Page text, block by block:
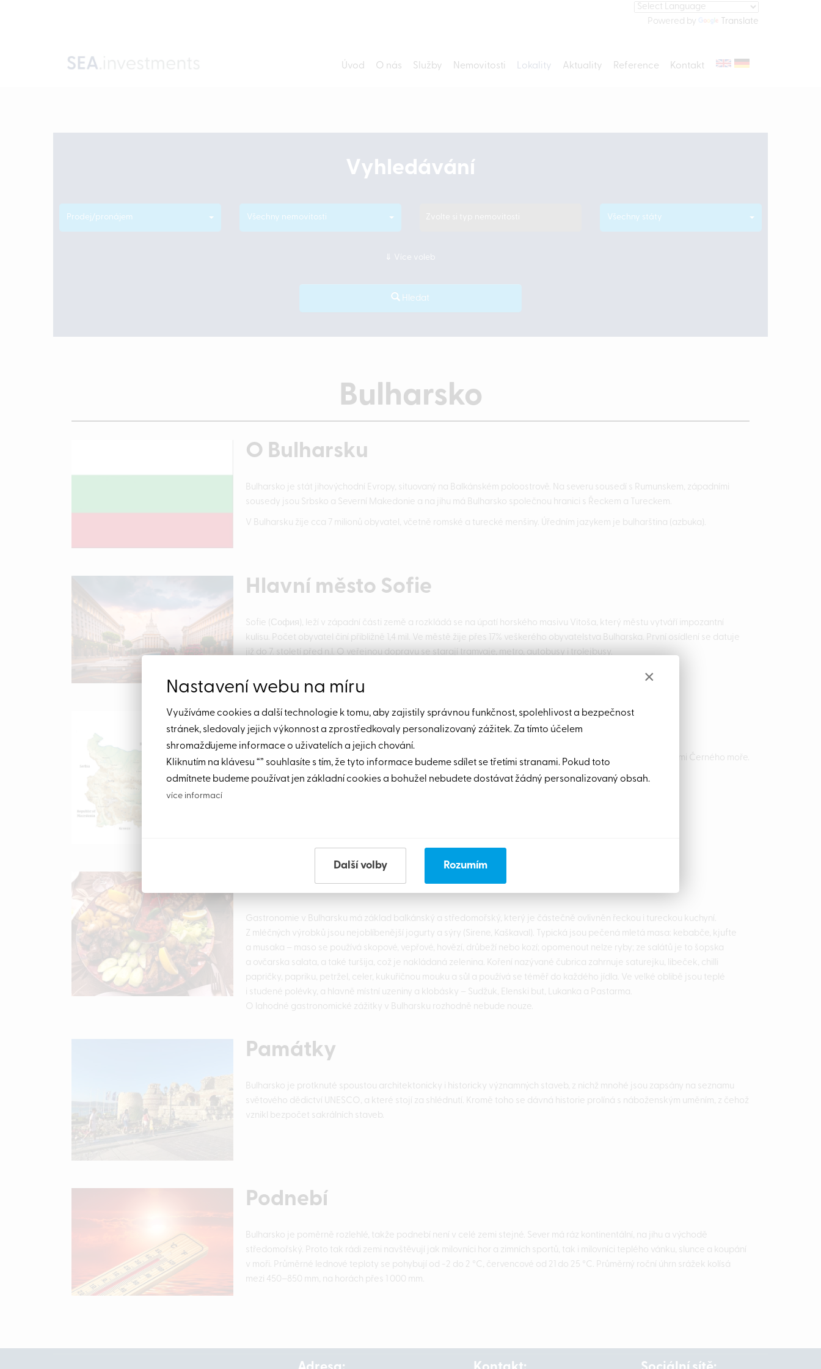
Powered by Translate
Úvod O nás Služby Nemovitosti Lokality Aktuality Reference Kontakt
Vyhledávání
Prodej/pronájem Všechny nemovitosti Všechny státy
Více voleb
Hledat
Bulharsko
O Bulharsku
Bulharsko je stát jihovýchodní Evropy, situovaný na Balkánském poloostrově. Na severu sousedí s Rumunskem, západními
sousedy jsou Srbsko a Severní Makedonie a na jihu má Bulharsko společnou hranici s Řeckem a Tureckem.
V Bulharsku žije cca 7 milionů obyvatel, včetně romské a turecké menšiny. Úředním jazykem je bulharština (azbuka).
Hlavní město Sofie
Sofie (София), leží v západní části země a rozkládá se na úpatí horského masivu Vitoša, který městu vytváří impozantní
kulisu. Počet obyvatel činí přibližně 1,4 mil. Ve městě žije přes 17% veškerého obyvatelstva Bulharska. První osídlení se datuje
již do 7. století před n.l. O veřejnou dopravu se starají tramvaje, metro, autobusy i trolejbusy.
Geografie
Zatímco na jihozápadě a v centrální oblasti Bulharska se rozkládají hory, východní hranice je omývána vodami Černého moře.
Pobřeží je dlouhé více než 320 km. A obojí – jak moře, tak hory – láká množství turistů k návštěvě této země.
Gastronomie
Gastronomie v Bulharsku má základ balkánský a středomořský, který je částečně ovlivněn řeckou i tureckou kuchyní.
Z mléčných výrobků jsou nejoblíbenější jogurty a sýry (Sirene, Kaškaval). Typická jsou pečená mletá masa: kebabče, kjufte
a musaka – maso se používá skopové, vepřové, hovězí, drůbeží nebo kozí; opomenout nelze ryby; ze salátů je to šopska
a ovčarska salata, a také turšija, což je nakládaná zelenina. Koření nazývané čubrica zahrnuje saturejku, libeček, chilli
papričky, papriku, petržel, celer, kukuřičnou mouku a sůl a používá se téměř do každého jídla. Ve velké oblibě jsou teplé
i studené polévky, a hlavně místní uzeniny a klobásky – Sudžuk, Elenski but, Lukanka a Pastarma.
O lahodné gastronomické zážitky v Bulharsku rozhodně nebude nouze.
Památky
Bulharsko je protknuté spoustou architektonicky i historicky významných staveb, z nichž mnohé jsou zapsány na seznamu
světového dědictví UNESCO, a které stojí za shlédnutí. Kromě toho se dávná historie prolíná s náboženským uměním, z čehož
vznikl bezpočet sakrálních staveb.
Podnebí
Bulharsko je poměrně rozlehlé, takže podnebí není v celé zemi stejné. Sever má ráz kontinentální, na jihu a východě
středomořský. Proto tak rádi zemi navštěvují jak milovníci hor a zimních sportů, tak i milovníci teplého vánku, slunce a koupání
v moři. Průměrné lednové teploty se pohybují od -2 do 2 °C, červencové od 21 do 25 °C. Průměrný roční úhrn srážek kolísá
mezi 450–850 mm, na horách přes 1 000 mm.
Nastavení webu na míru ×
Využíváme cookies a další technologie k tomu, aby zajistily správnou funkčnost, spolehlivost a bezpečnost
stránek, sledovaly jejich výkonnost a zprostředkovaly personalizovaný zážitek. Za tímto účelem
shromažďujeme informace o uživatelích a jejich chování.
Kliknutím na klávesu “” souhlasíte s tím, že tyto informace budeme sdílet se třetími stranami. Pokud toto
odmítnete budeme používat jen základní cookies a bohužel nebudete dostávat žádný personalizovaný obsah.
více informací
Další volby Rozumím